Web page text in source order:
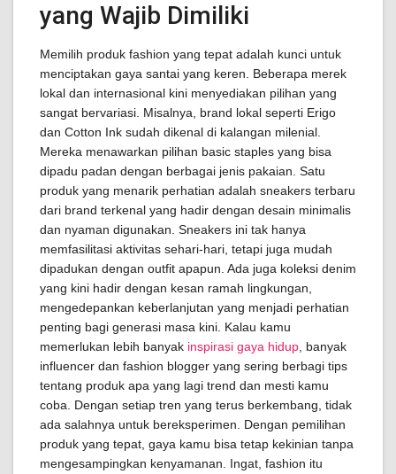
yang Wajib Dimiliki
Memilih produk fashion yang tepat adalah kunci untuk
menciptakan gaya santai yang keren. Beberapa merek
lokal dan internasional kini menyediakan pilihan yang
sangat bervariasi. Misalnya, brand lokal seperti Erigo
dan Cotton Ink sudah dikenal di kalangan milenial.
Mereka menawarkan pilihan basic staples yang bisa
dipadu padan dengan berbagai jenis pakaian. Satu
produk yang menarik perhatian adalah sneakers terbaru
dari brand terkenal yang hadir dengan desain minimalis
dan nyaman digunakan. Sneakers ini tak hanya
memfasilitasi aktivitas sehari-hari, tetapi juga mudah
dipadukan dengan outfit apapun. Ada juga koleksi denim
yang kini hadir dengan kesan ramah lingkungan,
mengedepankan keberlanjutan yang menjadi perhatian
penting bagi generasi masa kini. Kalau kamu
memerlukan lebih banyak inspirasi gaya hidup , banyak
influencer dan fashion blogger yang sering berbagi tips
tentang produk apa yang lagi trend dan mesti kamu
coba. Dengan setiap tren yang terus berkembang, tidak
ada salahnya untuk bereksperimen. Dengan pemilihan
produk yang tepat, gaya kamu bisa tetap kekinian tanpa
mengesampingkan kenyamanan. Ingat, fashion itu